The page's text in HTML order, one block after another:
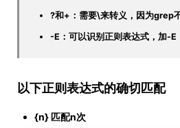
?和+：需要\来转义，因为grep
-E：可以识别正则表达式，加-E
以下正则表达式的确切匹配
{n} 匹配n次